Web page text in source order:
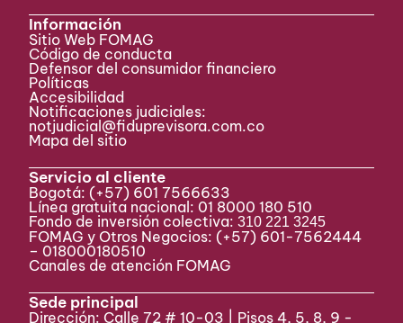
Información
Sitio Web FOMAG
Código de conducta
Defensor del consumidor financiero
Políticas
Accesibilidad
Notificaciones judiciales:
notjudicial@fiduprevisora.com.co
Mapa del sitio
Servicio al cliente
Bogotá: (+57) 601 7566633
Línea gratuita nacional: 01 8000 180 510
Fondo de inversión colectiva:310 221 3245
FOMAG y Otros Negocios: (+57) 601-7562444
– 018000180510
Canales de atención FOMAG
Sede principal
Dirección: Calle 72 # 10-03 | Pisos 4, 5, 8, 9 -